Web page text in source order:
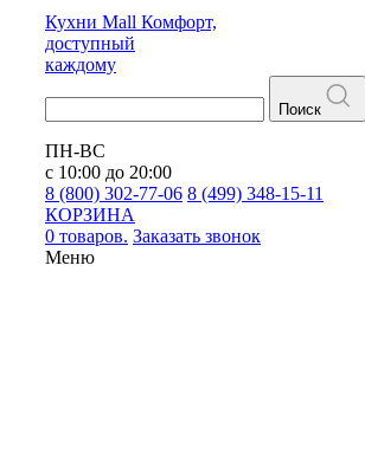
Кухни Mall Комфорт,
доступный
каждому
Поиск
ПН-ВС
с 10:00 до 20:00
8 (800) 302-77-06 8 (499) 348-15-11
КОРЗИНА
0 товаров. Заказать звонок
Меню